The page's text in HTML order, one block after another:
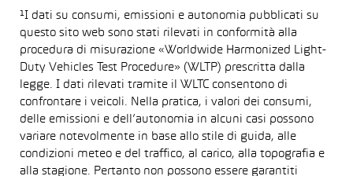
¹I dati su consumi, emissioni e autonomia pubblicati su
questo sito web sono stati rilevati in conformità alla
procedura di misurazione «Worldwide Harmonized Light-
Duty Vehicles Test Procedure» (WLTP) prescritta dalla
legge. I dati rilevati tramite il WLTC consentono di
confrontare i veicoli. Nella pratica, i valori dei consumi,
delle emissioni e dell’autonomia in alcuni casi possono
variare notevolmente in base allo stile di guida, alle
condizioni meteo e del traffico, al carico, alla topografia e
alla stagione. Pertanto non possono essere garantiti